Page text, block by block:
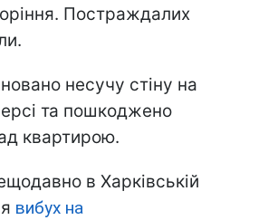
Постраждалих
несучу стіну на
та пошкоджено
квартирою.
в Харківській
вибух на